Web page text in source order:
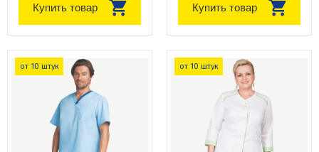
Купить товар Купить товар
от 10 штук от 10 штук